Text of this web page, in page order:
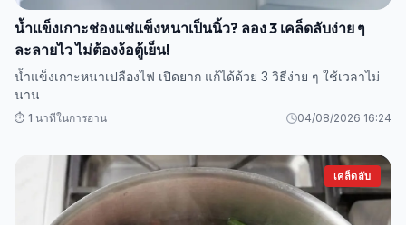
น้ำแข็งเกาะช่องแช่แข็งหนาเป็นนิ้ว? ลอง 3 เคล็ดลับง่าย ๆ
ละลายไว ไม่ต้องง้อตู้เย็น!
น้ำแข็งเกาะหนาเปลืองไฟ เปิดยาก แก้ได้ด้วย 3 วิธีง่าย ๆ ใช้เวลาไม่
นาน
⏱️ 1 นาทีในการอ่าน 04/08/2026 16:24
เคล็ดลับ